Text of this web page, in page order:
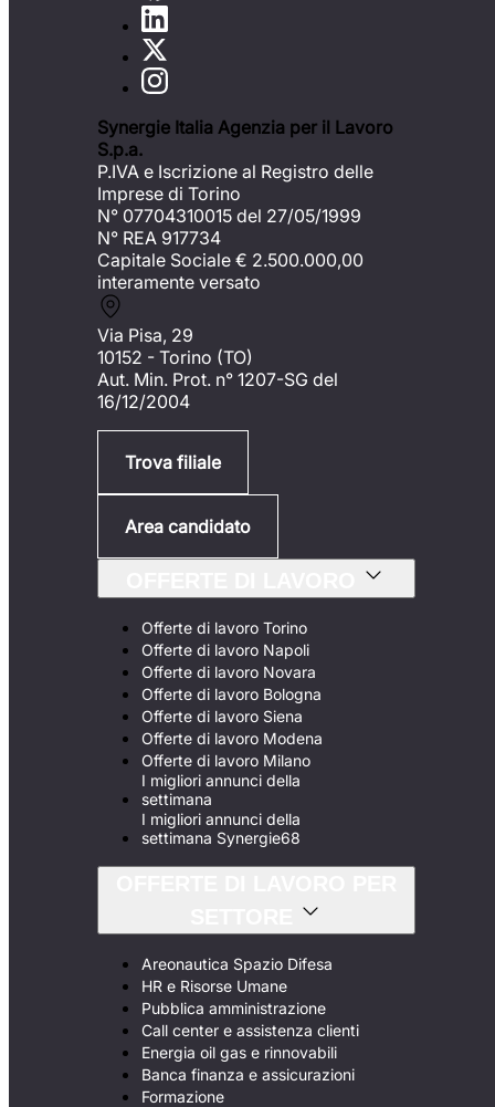
Synergie Italia Agenzia per il Lavoro
S.p.a.
P.IVA e Iscrizione al Registro delle
Imprese di Torino
N° 07704310015 del 27/05/1999
N° REA 917734
Capitale Sociale € 2.500.000,00
interamente versato
Via Pisa, 29
10152 - Torino (TO)
Aut. Min. Prot. n° 1207-SG del
16/12/2004
Trova filiale
Area candidato
Offerte di lavoro Torino
Offerte di lavoro Napoli
Offerte di lavoro Novara
Offerte di lavoro Bologna
Offerte di lavoro Siena
Offerte di lavoro Modena
Offerte di lavoro Milano
I migliori annunci della
settimana
I migliori annunci della
settimana Synergie68
Areonautica Spazio Difesa
HR e Risorse Umane
Pubblica amministrazione
Call center e assistenza clienti
Energia oil gas e rinnovabili
Banca finanza e assicurazioni
Formazione